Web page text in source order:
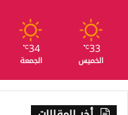
33
℃
الخميس
34
℃
الجمعة